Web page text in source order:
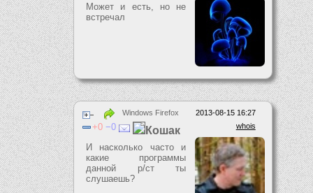
Может и есть, но не
встречал
2013-08-15 16:27
Windows Firefox
whois
0 0 Кошак
И насколько часто и
какие программы
данной р/ст ты
слушаешь?